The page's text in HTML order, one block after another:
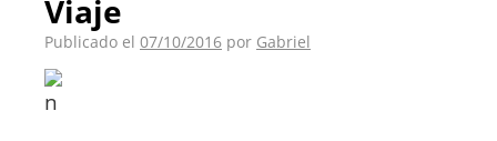
Viaje
Publicado el 07/10/2016 por Gabriel